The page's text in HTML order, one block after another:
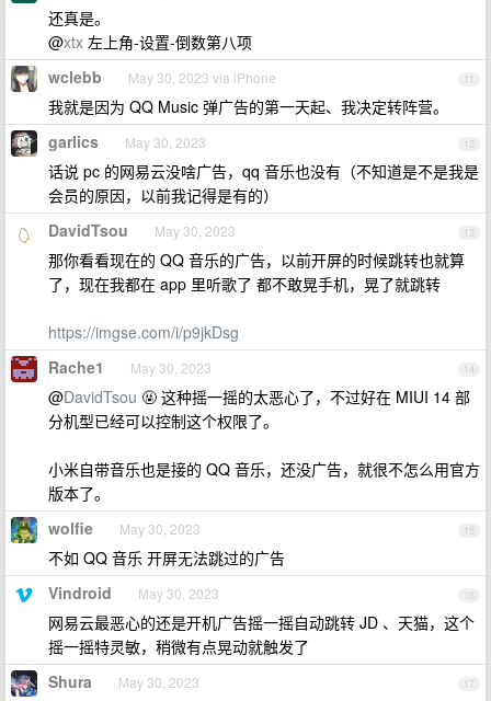
还真是。
@xtx 左上角-设置-倒数第八项
11
wclebb May 30, 2023 via iPhone
我就是因为 QQ Music 弹广告的第一天起、我决定转阵营。
12
garlics May 30, 2023
话说 pc 的网易云没啥广告，qq 音乐也没有（不知道是不是我是
会员的原因，以前我记得是有的）
13
DavidTsou May 30, 2023
那你看看现在的 QQ 音乐的广告，以前开屏的时候跳转也就算
了，现在我都在 app 里听歌了 都不敢晃手机，晃了就跳转
https://imgse.com/i/p9jkDsg
14
Rache1 May 30, 2023
@DavidTsou 🤬 这种摇一摇的太恶心了，不过好在 MIUI 14 部
分机型已经可以控制这个权限了。
小米自带音乐也是接的 QQ 音乐，还没广告，就很不怎么用官方
版本了。
15
wolfie May 30, 2023
不如 QQ 音乐 开屏无法跳过的广告
16
Vindroid May 30, 2023
网易云最恶心的还是开机广告摇一摇自动跳转 JD 、天猫，这个
摇一摇特灵敏，稍微有点晃动就触发了
17
Shura May 30, 2023